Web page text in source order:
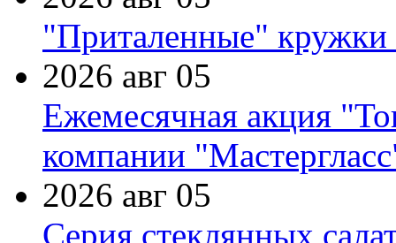
"Приталенные" кружки
2026 авг 05
Ежемесячная акция
компании
2026 авг 05
Серия стеклянных